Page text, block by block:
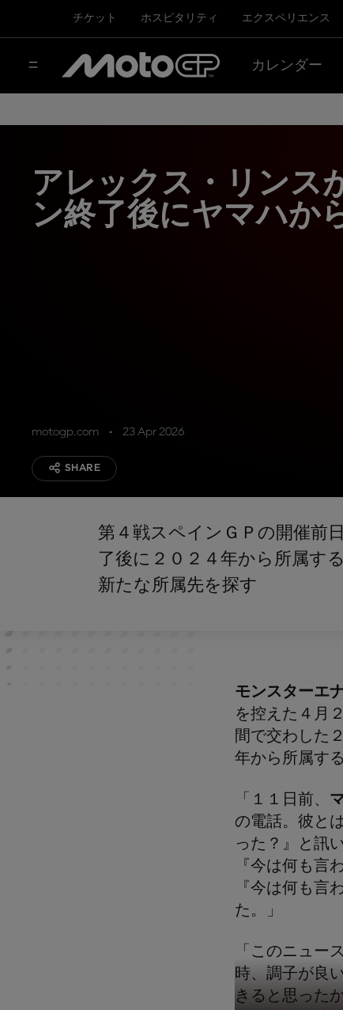
チケット ホスピタリティ エクスペリエンス
カレンダー
アレックス・リンス
ン終了後にヤマハか
motogp.com 23 Apr 2026
SHARE
第４戦スペインＧＰの開催前
了後に２０２４年から所属す
新たな所属先を探す
モンスターエ
を控えた４月
間で交わした
年から所属す
「１１日前、
の電話。彼と
った？』と訊
『今は何も言
『今は何も言
た。」
「このニュー
時、調子が良
きると思った